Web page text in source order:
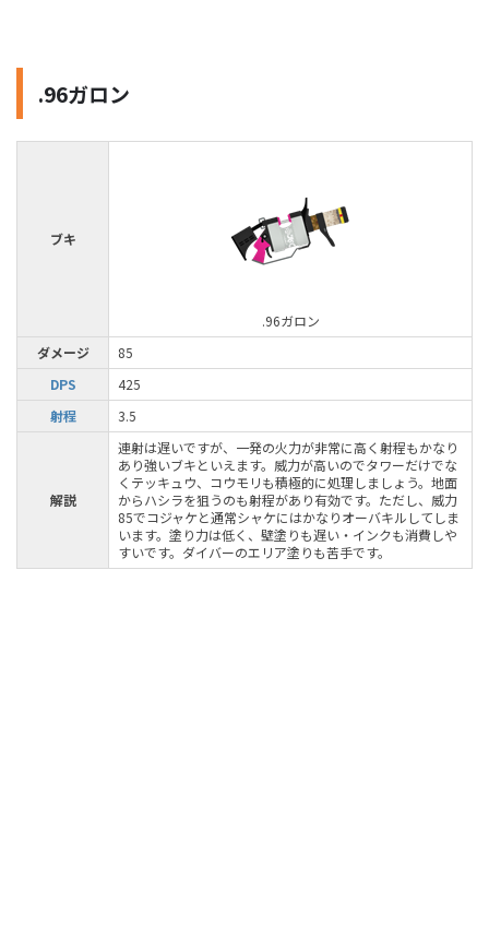
.96ガロン
ブキ
.96ガロン
ダメージ
85
DPS
425
射程
3.5
解説
連射は遅いですが、一発の火力が非常に高く射程もかなり
あり強いブキといえます。威力が高いのでタワーだけでな
くテッキュウ、コウモリも積極的に処理しましょう。地面
からハシラを狙うのも射程があり有効です。ただし、威力
85でコジャケと通常シャケにはかなりオーバキルしてしま
います。塗り力は低く、壁塗りも遅い・インクも消費しや
すいです。ダイバーのエリア塗りも苦手です。